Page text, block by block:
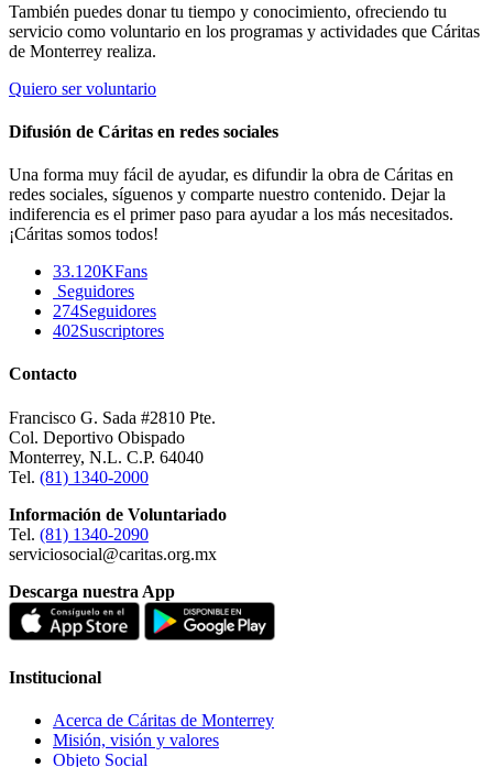
También puedes donar tu tiempo y conocimiento, ofreciendo tu
servicio como voluntario en los programas y actividades que Cáritas
de Monterrey realiza.
Quiero ser voluntario
Difusión de Cáritas en redes sociales
Una forma muy fácil de ayudar, es difundir la obra de Cáritas en
redes sociales, síguenos y comparte nuestro contenido. Dejar la
indiferencia es el primer paso para ayudar a los más necesitados.
¡Cáritas somos todos!
33.120KFans
Seguidores
274Seguidores
402Suscriptores
Contacto
Francisco G. Sada #2810 Pte.
Col. Deportivo Obispado
Monterrey, N.L. C.P. 64040
Tel. (81) 1340-2000
Información de Voluntariado
Tel. (81) 1340-2090
serviciosocial@caritas.org.mx
Descarga nuestra App
Institucional
Acerca de Cáritas de Monterrey
Misión, visión y valores
Objeto Social